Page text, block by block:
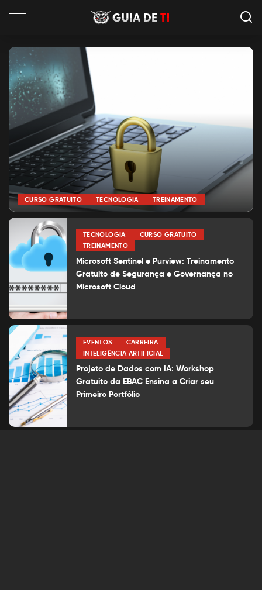
CURSO GRATUITO TECNOLOGIA TREINAMENTO
Posted
por Alexia Silva
TECNOLOGIA
CURSO GRATUITO
TREINAMENTO
Microsoft Sentinel e Purview: Treinamento
Gratuito de Segurança e Governança no
Microsoft Cloud
EVENTOS
CARREIRA
INTELIGÊNCIA ARTIFICIAL
Projeto de Dados com IA: Workshop
Gratuito da EBAC Ensina a Criar seu
Primeiro Portfólio